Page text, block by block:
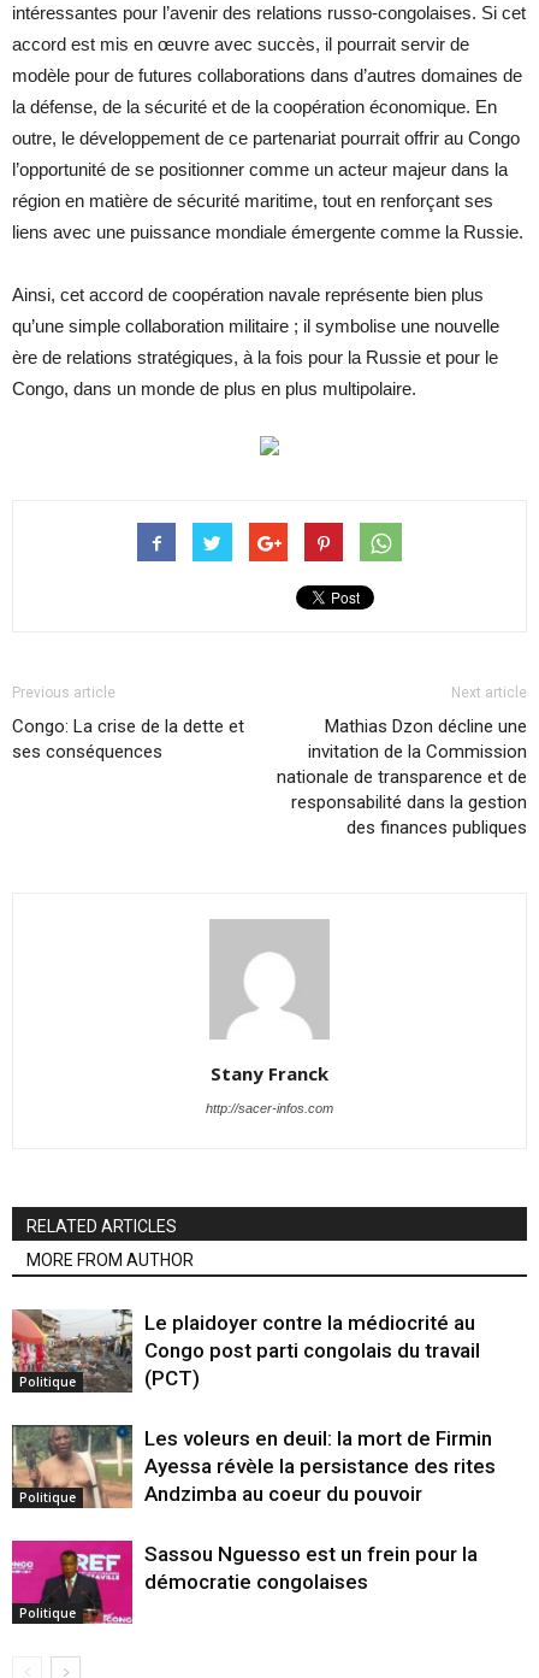
intéressantes pour l’avenir des relations russo-congolaises. Si cet
accord est mis en œuvre avec succès, il pourrait servir de
modèle pour de futures collaborations dans d’autres domaines de
la défense, de la sécurité et de la coopération économique. En
outre, le développement de ce partenariat pourrait offrir au Congo
l’opportunité de se positionner comme un acteur majeur dans la
région en matière de sécurité maritime, tout en renforçant ses
liens avec une puissance mondiale émergente comme la Russie.
Ainsi, cet accord de coopération navale représente bien plus
qu’une simple collaboration militaire ; il symbolise une nouvelle
ère de relations stratégiques, à la fois pour la Russie et pour le
Congo, dans un monde de plus en plus multipolaire.
Previous article
Congo: La crise de la dette et
ses conséquences
Next article
Mathias Dzon décline une
invitation de la Commission
nationale de transparence et de
responsabilité dans la gestion
des finances publiques
Stany Franck
http://sacer-infos.com
RELATED ARTICLES
MORE FROM AUTHOR
Politique
Le plaidoyer contre la médiocrité au
Congo post parti congolais du travail
(PCT)
Politique
Les voleurs en deuil: la mort de Firmin
Ayessa révèle la persistance des rites
Andzimba au coeur du pouvoir
Politique
Sassou Nguesso est un frein pour la
démocratie congolaises